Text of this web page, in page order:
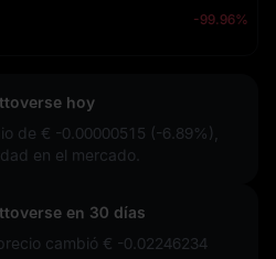
-99.96%
hoy
de € -0.00000515 (-6.89%)
en el mercado.
en 30 días
cambió € -0.02246234